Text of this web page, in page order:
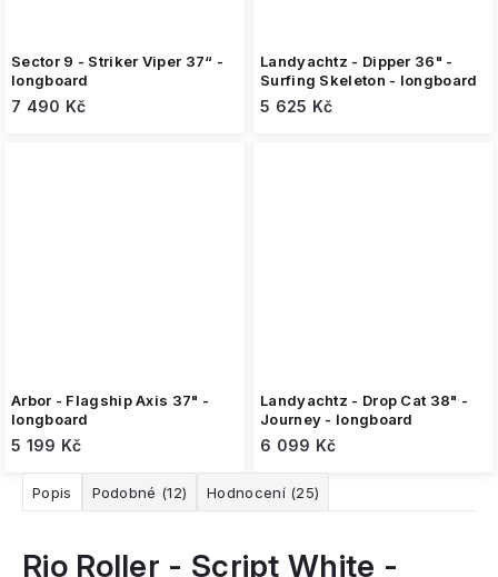
Sector 9 - Striker Viper 37“ -
longboard
7 490 Kč
Landyachtz - Dipper 36" -
Surfing Skeleton - longboard
5 625 Kč
Arbor - Flagship Axis 37" -
longboard
5 199 Kč
Landyachtz - Drop Cat 38" -
Journey - longboard
6 099 Kč
Popis Podobné (12) Hodnocení (25)
Rio Roller - Script White -